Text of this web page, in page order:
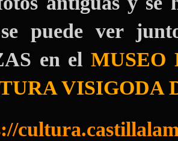
puede ver
en el MUSEO
VISIGODA